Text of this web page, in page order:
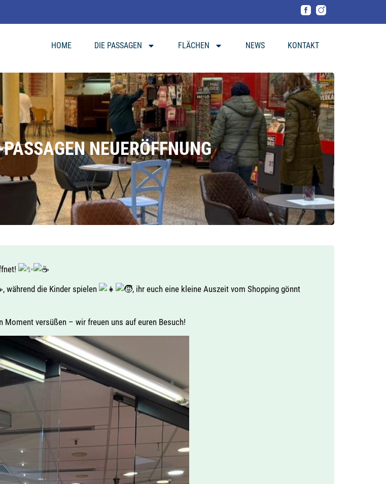
HOME DIE PASSAGEN FLÄCHEN NEWS KONTAKT
NEUERÖFFNUNG
, während die Kinder spielen
, ihr euch eine kleine Auszeit vom Shopping gönnt
versüßen – wir freuen uns auf euren Besuch!